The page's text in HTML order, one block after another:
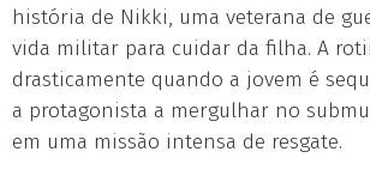
história de Nikki, uma veterana de
vida militar para cuidar da filha. A
drasticamente quando a jovem é
a protagonista a mergulhar no
em uma missão intensa de resgate.